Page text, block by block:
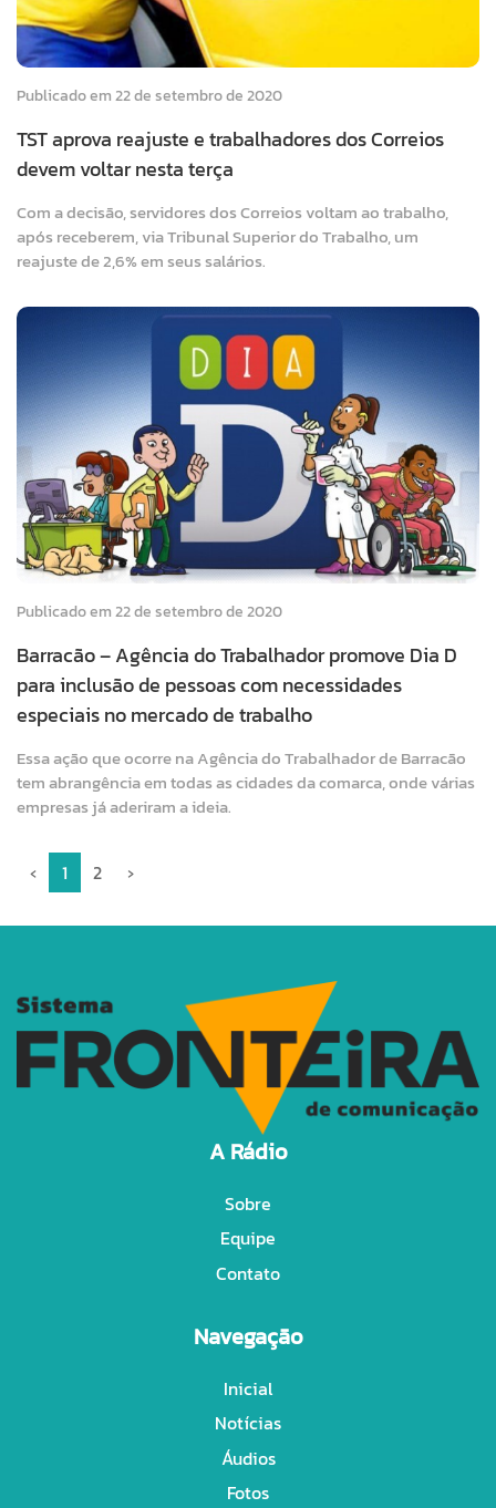
Publicado em 22 de setembro de 2020
TST aprova reajuste e trabalhadores dos Correios
devem voltar nesta terça
Com a decisão, servidores dos Correios voltam ao trabalho,
após receberem, via Tribunal Superior do Trabalho, um
reajuste de 2,6% em seus salários.
Publicado em 22 de setembro de 2020
Barracão – Agência do Trabalhador promove Dia D
para inclusão de pessoas com necessidades
especiais no mercado de trabalho
Essa ação que ocorre na Agência do Trabalhador de Barracão
tem abrangência em todas as cidades da comarca, onde várias
empresas já aderiram a ideia.
‹ 1 2 ›
Navegação
Inicial
Notícias
Áudios
Fotos
A Rádio
Sobre
Equipe
Contato